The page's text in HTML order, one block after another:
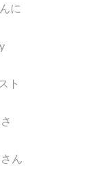
に
ト
ん